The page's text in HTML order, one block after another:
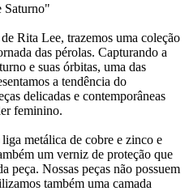
Saturno"
Rita Lee, trazemos uma coleção
das pérolas. Capturando a
e suas órbitas, uma das
a tendência do
delicadas e contemporâneas
feminino.
metálica de cobre e zinco e
um verniz de proteção que
peça. Nossas peças não possuem
também uma camada